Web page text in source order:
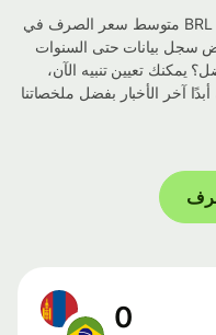
يستخدم مخططنا التفاعلي من MNT إلى BRL متوسط ​​سعر الصرف في
بيانات حتى السنوات
تعيين تنبيه الآن،
آخر الأخبار بفضل ملخصاتنا